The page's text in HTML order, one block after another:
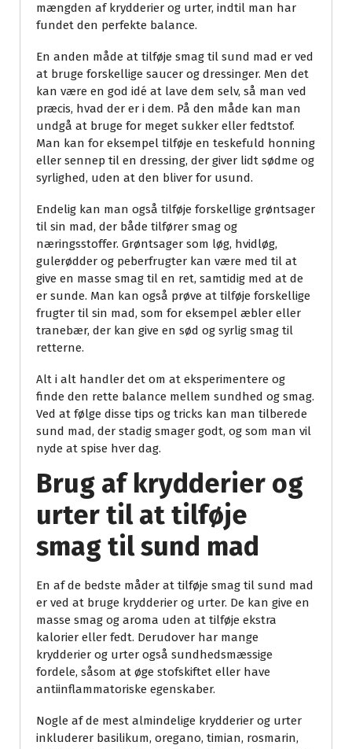
mængden af krydderier og urter, indtil man har
fundet den perfekte balance.
En anden måde at tilføje smag til sund mad er ved
at bruge forskellige saucer og dressinger. Men det
kan være en god idé at lave dem selv, så man ved
præcis, hvad der er i dem. På den måde kan man
undgå at bruge for meget sukker eller fedtstof.
Man kan for eksempel tilføje en teskefuld honning
eller sennep til en dressing, der giver lidt sødme og
syrlighed, uden at den bliver for usund.
Endelig kan man også tilføje forskellige grøntsager
til sin mad, der både tilfører smag og
næringsstoffer. Grøntsager som løg, hvidløg,
gulerødder og peberfrugter kan være med til at
give en masse smag til en ret, samtidig med at de
er sunde. Man kan også prøve at tilføje forskellige
frugter til sin mad, som for eksempel æbler eller
tranebær, der kan give en sød og syrlig smag til
retterne.
Alt i alt handler det om at eksperimentere og
finde den rette balance mellem sundhed og smag.
Ved at følge disse tips og tricks kan man tilberede
sund mad, der stadig smager godt, og som man vil
nyde at spise hver dag.
Brug af krydderier og
urter til at tilføje
smag til sund mad
En af de bedste måder at tilføje smag til sund mad
er ved at bruge krydderier og urter. De kan give en
masse smag og aroma uden at tilføje ekstra
kalorier eller fedt. Derudover har mange
krydderier og urter også sundhedsmæssige
fordele, såsom at øge stofskiftet eller have
antiinflammatoriske egenskaber.
Nogle af de mest almindelige krydderier og urter
inkluderer basilikum, oregano, timian, rosmarin,